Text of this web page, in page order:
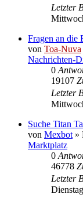
Letzter
Fragen an
von Toa-Nuva
Nachrichten-
0
19107
Letzter
Suche Titan
von Mexbot »
Marktplatz
0
46778
Letzter